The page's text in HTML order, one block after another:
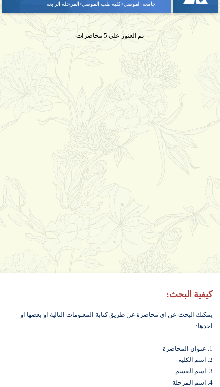
جامعة الموصل>كلية طب الموصل>المرحلة الرابعة
تم العثور على 5 محاضرات
كيفية البحث:
يمكنك البحث عن اي محاضرة عن طريق كتابة المعلومات التالية او بعضها او
احدها:
1. عنوان المحاضرة
2. اسم الكلية
3. اسم القسم
4. اسم المرحلة